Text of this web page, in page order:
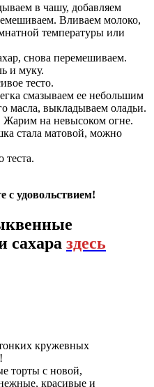
в чашу, добавляем
Вливаем молоко,
температуры или
снова перемешиваем.
и муку.
тесто.
смазываем ее небольшим
масла, выкладываем оладьи.
Жарим на невысоком огне.
стала матовой, можно
теста.
с удовольствием!
сахара здесь
кружевных
торты с новой,
красивые и